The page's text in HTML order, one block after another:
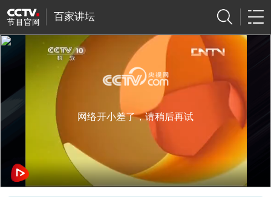
百家讲坛
网络开小差了，请稍后再试